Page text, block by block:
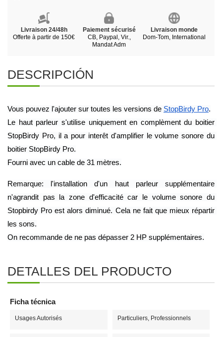
Livraison 24/48h
Offerte à partir de 150€
Paiement sécurisé
CB, Paypal, Vir.,
Mandat Adm
Livraison monde
Dom-Tom, International
DESCRIPCIÓN
Vous pouvez l'ajouter sur toutes les versions de StopBirdy Pro.
Le haut parleur s'utilise uniquement en complèment du boitier
StopBirdy Pro, il a pour interêt d'amplifier le volume sonore du
boitier StopBirdy Pro.
Fourni avec un cable de 31 mètres.
Remarque: l'installation d'un haut parleur supplémentaire
n'agrandit pas la zone d'efficacité car le volume sonore du
Stopbirdy Pro est alors diminué. Cela ne fait que mieux répartir
les sons.
On recommande de ne pas dépasser 2 HP supplémentaires.
DETALLES DEL PRODUCTO
Ficha técnica
Usages Autorisés Particuliers, Professionnels